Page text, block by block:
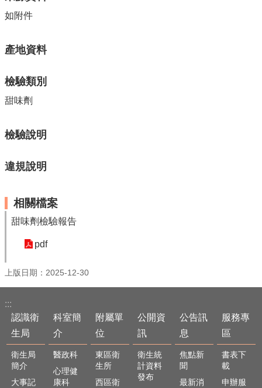
資
公
息
服
專
主
區
English
頁
站
導
覽
局
長
信
如附件
產地資料
檢驗類別
甜味劑
檢驗說明
違規說明
相關檔案
甜味劑檢驗報告
pdf
上版日期：2025-12-30
:::
認識衛
生局
衛生局
簡介
大事記
科室簡
介
醫政科
心理健
康科
附屬單
位
東區衛
生所
西區衛
公開資
訊
衛生統
計資料
發布
公告訊
息
焦點新
聞
最新消
服務專
區
書表下
載
申辦服